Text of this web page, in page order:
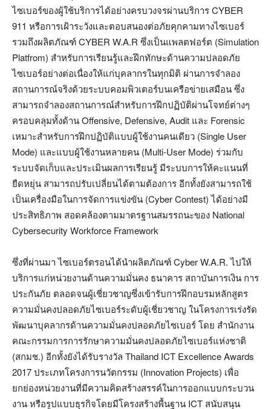
ไซเบอร์ของผู้ใช้บริการได้อย่างครบวงจรผ่านบริการ CYBER
911 หรือการเฝ้าระวังและตอบสนองต่อภัยคุกคามทางไซเบอร์
รวมถึงผลิตภัณฑ์ CYBER W.A.R ซึ่งเป็นแพลตฟอร์ต (Simulation
Platfrom) สำหรับการเรียนรู้และฝึกทักษะด้านความปลอดภัย
ไซเบอร์อย่างต่อเนื่องให้แก่บุคลากรในทุกมิติ ผ่านการจำลอง
สถานการณ์จริงด้วยระบบคอมพิวเตอร์บนเครือข่ายเสมือน ซึ่ง
สามารถจำลองสถานการณ์สำหรับการฝึกปฏิบัติผ่านโจทย์ต่างๆ
ครอบคลุมทั้งด้าน Offensive, Defensive, Audit และ Forensic
เหมาะสำหรับการฝึกปฏิบัติแบบผู้ใช้งานคนเดียว (Single User
Mode) และแบบผู้ใช้งานหลายคน (Multi-User Mode) ร่วมกับ
ระบบจัดเก็บและประเมินผลการเรียนรู้ มีระบบการให้คะแนนที่
ยืดหยุ่น สามารถปรับเปลี่ยนได้ตามต้องการ อีกทั้งยังสามารถใช้
เป็นเครื่องมือในการจัดการแข่งขัน (Cyber Contest) ได้อย่างมี
ประสิทธิภาพ สอดคล้องตามมาตรฐานสมรรถนะของ National
Cybersecurity Workforce Framework
ซึ่งที่ผ่านมา ไซเบอร์ตรอนได้นำผลิตภัณฑ์ Cyber W.A.R. ไปให้
บริการแก่หน่วยงานด้านความมั่นคง ธนาคาร สถาบันการเงิน การ
ประกันภัย ตลอดจนผู้เชี่ยวชาญซึ่งเข้ารับการฝึกอบรมหลักสูตร
ความมั่นคงปลอดภัยไซเบอร์ระดับผู้เชี่ยวชาญ ในโครงการเร่งรัด
พัฒนาบุคลากรด้านความมั่นคงปลอดภัยไซเบอร์ โดย สำนักงาน
คณะกรรมการการรักษาความมั่นคงปลอดภัยไซเบอร์แห่งชาติ
(สกมช.) อีกทั้งยังได้รับรางวัล Thailand ICT Excellence Awards
2017 ประเภทโครงการนวัตกรรม (Innovation Projects) เพื่อ
ยกย่องหน่วยงานที่มีความคิดสร้างสรรค์ในการออกแบบกระบวน
งาน หรือรูปแบบธุรกิจโดยมีโครงสร้างพื้นฐาน ICT สนับสนุน